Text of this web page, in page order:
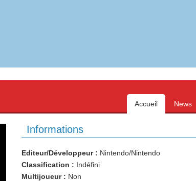
Accueil News
Informations
Editeur/Développeur : Nintendo/Nintendo
Classification : Indéfini
Multijoueur : Non